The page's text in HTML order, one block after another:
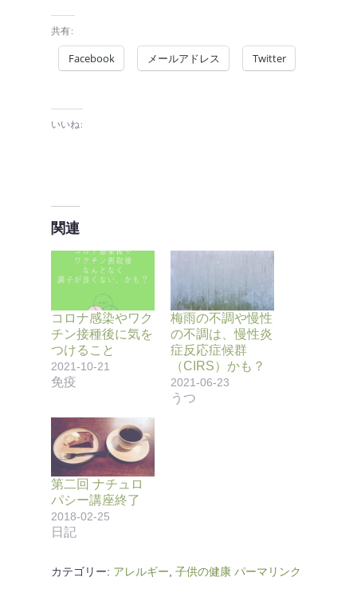
共有:
Facebook メールアドレス Twitter
いいね:
関連
コロナ感染やワク
チン接種後に気を
つけること
2021-10-21
免疫
梅雨の不調や慢性
の不調は、慢性炎
症反応症候群
（CIRS）かも？
2021-06-23
うつ
第二回 ナチュロ
パシー講座終了
2018-02-25
日記
カテゴリー: アレルギー 子供の健康 パーマリンク